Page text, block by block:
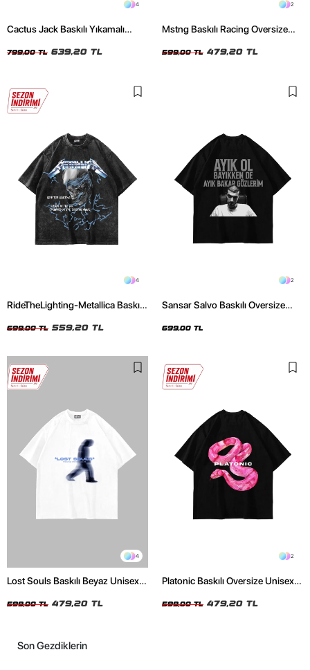
4
Cactus Jack Baskılı Yıkamalı
799,00 TL 639,20 TL
2
Mstng Baskılı Racing Oversize
599,00 TL 479,20 TL
4
RideTheLighting-Metallica Baskılı
Tshirt
699,00 TL 559,20 TL
2
Sansar Salvo Baskılı Oversize
699,00 TL
4
Lost Souls Baskılı Beyaz Unisex
599,00 TL 479,20 TL
2
Platonic Baskılı Oversize Unisex
599,00 TL 479,20 TL
Son Gezdiklerin